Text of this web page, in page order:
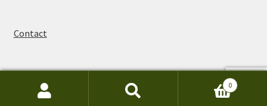
Contact
Recherche
Recherche
0